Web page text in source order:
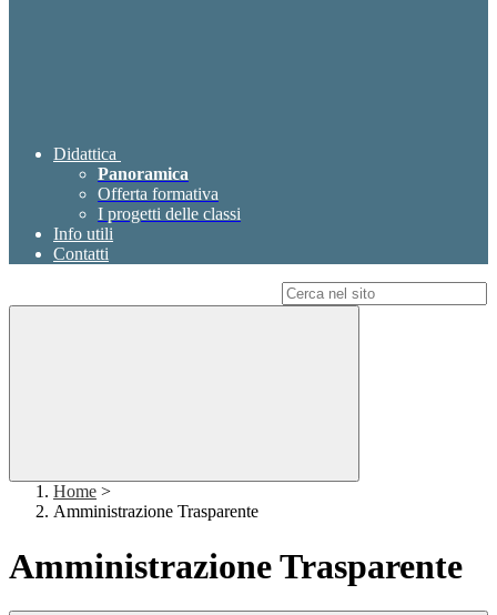
Didattica
Panoramica
Offerta formativa
I progetti delle classi
Info utili
Contatti
Home >
Amministrazione Trasparente
Amministrazione Trasparente